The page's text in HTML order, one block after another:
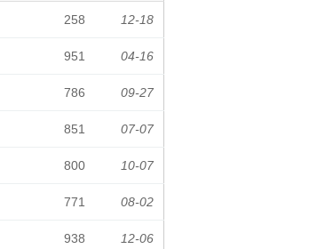
258 12-18
951 04-16
786 09-27
851 07-07
800 10-07
771 08-02
938 12-06